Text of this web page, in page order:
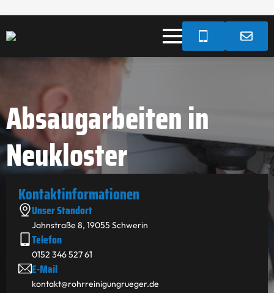
Absaugarbeiten in
Neukloster
Kontakt­informationen
Unser Standort
Jahnstraße 8, 19055 Schwerin
Telefon
0152 346 527 61
E-Mail
kontakt@rohrreinigungrueger.de